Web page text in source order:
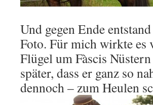
Und gegen Ende
Foto. Für mich wirkte es
Flügel um Fàscis
später, dass er ganz so
dennoch – zum Heulen